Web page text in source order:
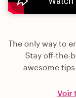
The only way to
Stay off-the-
awesome
Voir